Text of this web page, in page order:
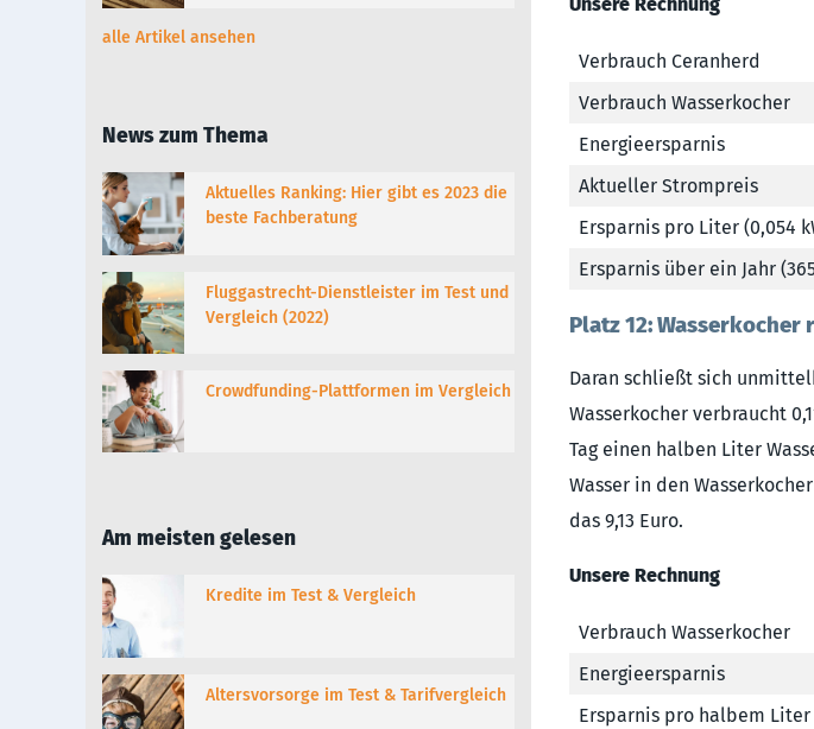
Verbrauch Ceranherd
Verbrauch Wasserkocher
Energieersparnis
Aktueller Strompreis
Ersparnis pro Liter (0,054
Ersparnis über ein Jahr
Platz 12:
Daran schließt sich
Wasserkocher verbraucht
Tag einen halben Liter
Wasser in den
das 9,13 Euro.
Unsere Rechnung
Verbrauch Wasserkocher
Energieersparnis
Ersparnis pro halbem Liter
alle Artikel ansehen
News zum Thema
Aktuelles Ranking: Hier gibt es 2023 die
beste Fachberatung
Fluggastrecht-Dienstleister im Test und
Vergleich (2022)
Crowdfunding-Plattformen im Vergleich
Am meisten gelesen
Kredite im Test & Vergleich
Altersvorsorge im Test & Tarifvergleich